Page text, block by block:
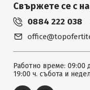
Свържете се с
0884 222 038
Работно време: 09:00
19:00 ч. събота и